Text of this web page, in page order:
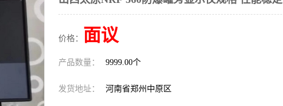
价格： 面议
产品数量： 9999.00个
发货地址： 河南省郑州中原区